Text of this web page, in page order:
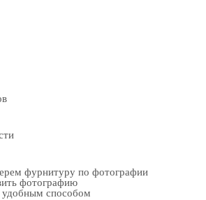
фурнитуру по фотографии
фотографию
удобным способом